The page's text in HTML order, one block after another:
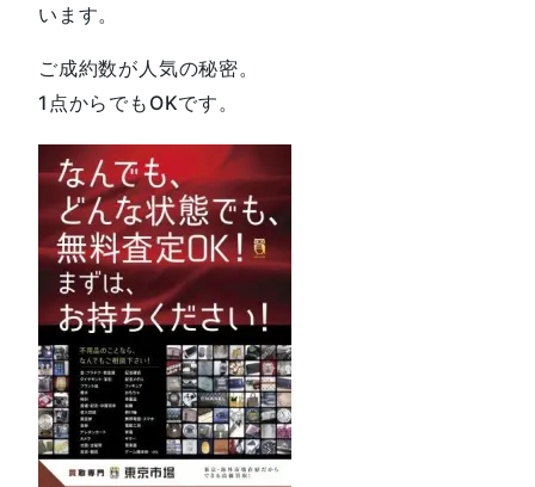
います。
ご成約数が人気の秘密。
1点からでもOKです。